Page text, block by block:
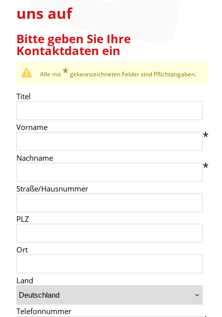
uns auf
Bitte geben Sie Ihre
Kontaktdaten ein
Alle mit gekennzeichneten Felder sind Pflichtangaben.
Titel
Vorname
Nachname
Straße/Hausnummer
PLZ
Ort
Land
Telefonnummer